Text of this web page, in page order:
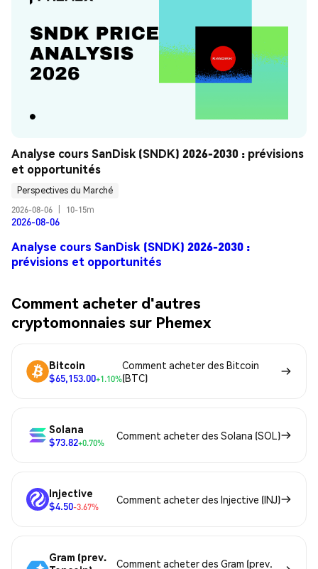
Analyse cours SanDisk (SNDK) 2026-2030 : prévisions
et opportunités
Perspectives du Marché
2026-08-06
10-15m
2026-08-06
Analyse cours SanDisk (SNDK) 2026-2030 :
prévisions et opportunités
Comment acheter d'autres
cryptomonnaies sur Phemex
Bitcoin
$65,153.00+1.10%
Comment acheter des Bitcoin
(BTC)
Solana
$73.82+0.70%
Comment acheter des Solana (SOL)
Injective
$4.50-3.67%
Comment acheter des Injective (INJ)
Gram (prev.
Comment acheter des Gram (prev.